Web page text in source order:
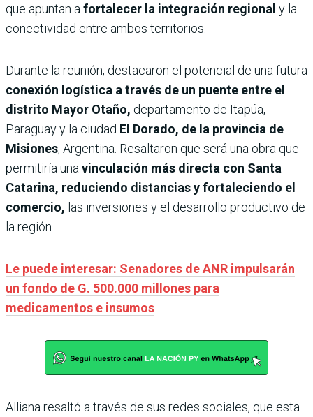
que apuntan a fortalecer la integración regional y la
conectividad entre ambos territorios.
Durante la reunión, destacaron el potencial de una futura
conexión logística a través de un puente entre el
distrito Mayor Otaño, departamento de Itapúa,
Paraguay y la ciudad El Dorado, de la provincia de
Misiones, Argentina. Resaltaron que será una obra que
permitiría una vinculación más directa con Santa
Catarina, reduciendo distancias y fortaleciendo el
comercio, las inversiones y el desarrollo productivo de
la región.
Le puede interesar: Senadores de ANR impulsarán
un fondo de G. 500.000 millones para
medicamentos e insumos
Alliana resaltó a través de sus redes sociales, que esta